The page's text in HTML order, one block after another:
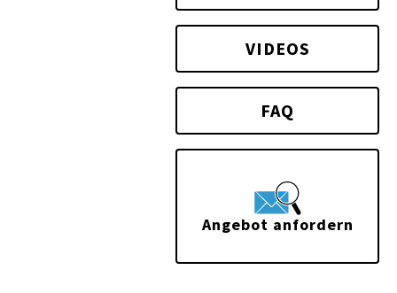
VIDEOS
FAQ
Angebot anfordern